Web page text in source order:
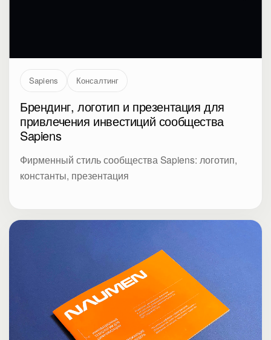
Sapiens Консалтинг
Брендинг, логотип и презентация для
привлечения инвестиций сообщества
Sapiens
Фирменный стиль сообщества Sapiens: логотип,
константы, презентация